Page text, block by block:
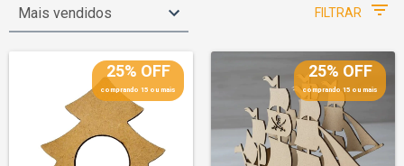
FILTRAR
25% OFF
comprando 15 ou mais
25% OFF
comprando 15 ou mais